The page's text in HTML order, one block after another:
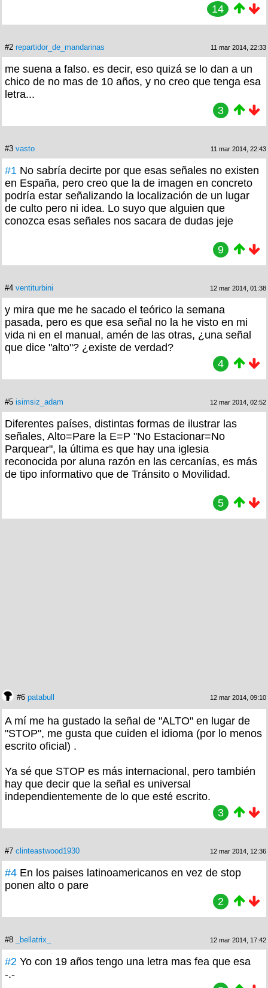
14
#2 repartidor_de_mandarinas 11 mar 2014, 22:33
me suena a falso. es decir, eso quizá se lo dan a un
chico de no mas de 10 años, y no creo que tenga esa
letra...
3
#3 vasto 11 mar 2014, 22:43
#1 No sabría decirte por que esas señales no existen
en España, pero creo que la de imagen en concreto
podría estar señalizando la localización de un lugar
de culto pero ni idea. Lo suyo que alguien que
conozca esas señales nos sacara de dudas jeje
9
#4 ventiturbini 12 mar 2014, 01:38
y mira que me he sacado el teórico la semana
pasada, pero es que esa señal no la he visto en mi
vida ni en el manual, amén de las otras, ¿una señal
que dice "alto"? ¿existe de verdad?
4
#5 isimsiz_adam 12 mar 2014, 02:52
Diferentes países, distintas formas de ilustrar las
señales, Alto=Pare la E=P "No Estacionar=No
Parquear", la última es que hay una iglesia
reconocida por aluna razón en las cercanías, es más
de tipo informativo que de Tránsito o Movilidad.
5
#6 patabull 12 mar 2014, 09:10
A mí me ha gustado la señal de "ALTO" en lugar de
"STOP", me gusta que cuiden el idioma (por lo menos
escrito oficial) .
Ya sé que STOP es más internacional, pero también
hay que decir que la señal es universal
independientemente de lo que esté escrito.
3
#7 clinteastwood1930 12 mar 2014, 12:36
#4 En los paises latinoamericanos en vez de stop
ponen alto o pare
2
#8 _bellatrix_ 12 mar 2014, 17:42
#2 Yo con 19 años tengo una letra mas fea que esa
-.-